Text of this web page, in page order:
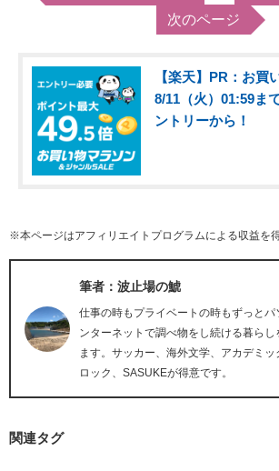
次のページ
【楽天】PR：お買
8/11（火）01:59ま
ントリーから！
※本ページはアフィリエイトプログラムによる収益を
筆者：波止場の鯱
仕事の時もプライベートの時もずっとパ
ンターネットで調べ物をし続ける暮ら
ます。サッカー、海外文学、アカデミ
ロック、SASUKEが得意です。
関連タグ